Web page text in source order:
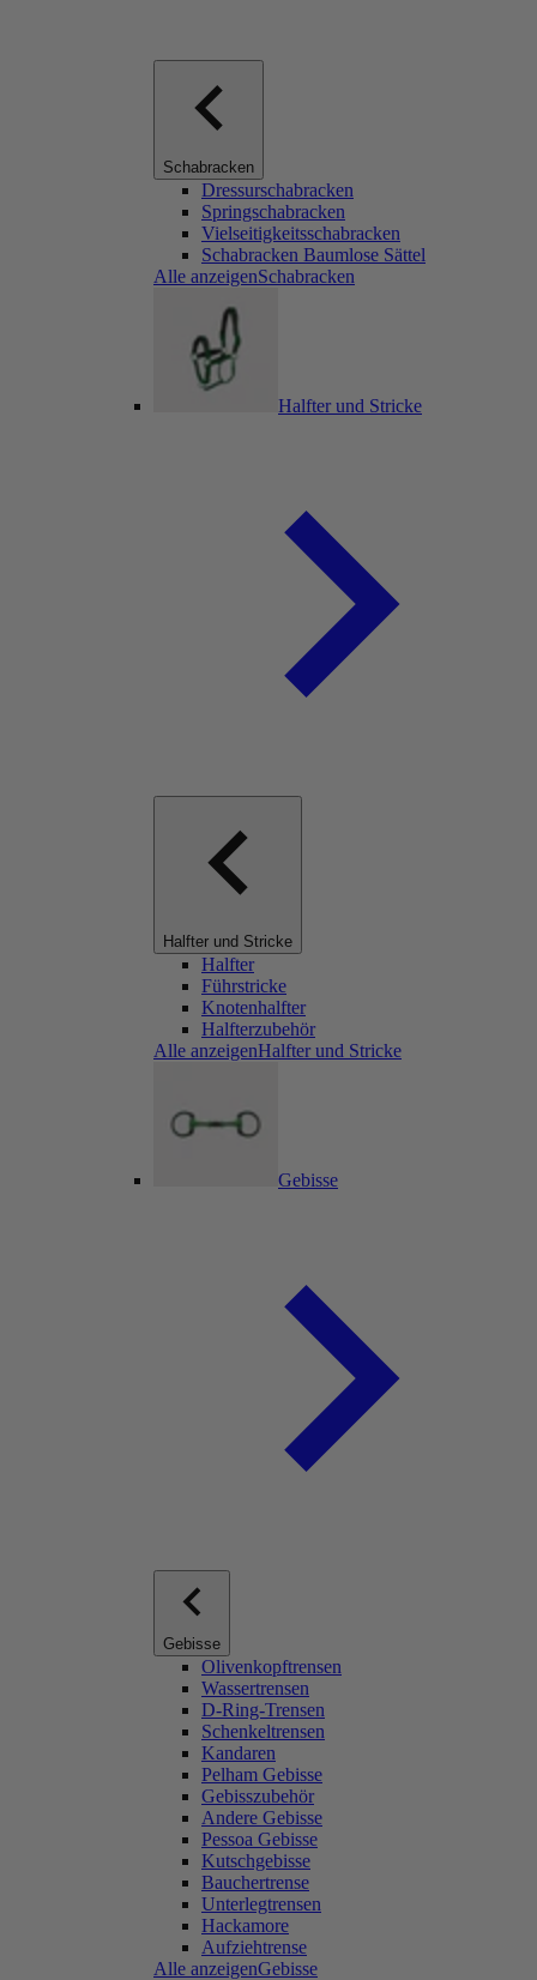
Schabracken
Dressurschabracken
Springschabracken
Vielseitigkeitsschabracken
Schabracken Baumlose Sättel
Alle anzeigenSchabracken
Halfter und Stricke
Halfter und Stricke
Halfter
Führstricke
Knotenhalfter
Halfterzubehör
Alle anzeigenHalfter und Stricke
Gebisse
Gebisse
Olivenkopftrensen
Wassertrensen
D-Ring-Trensen
Schenkeltrensen
Kandaren
Pelham Gebisse
Gebisszubehör
Andere Gebisse
Pessoa Gebisse
Kutschgebisse
Bauchertrense
Unterlegtrensen
Hackamore
Aufziehtrense
Alle anzeigenGebisse